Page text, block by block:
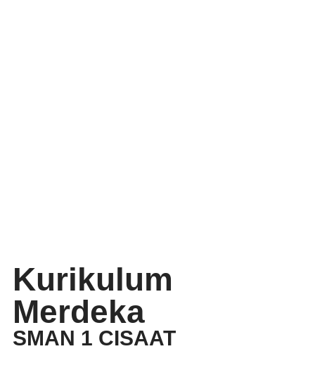
Kurikulum
Merdeka
SMAN 1 CISAAT